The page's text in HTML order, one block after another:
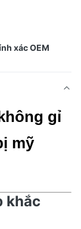
xác OEM
gỉ
mỹ
khắc